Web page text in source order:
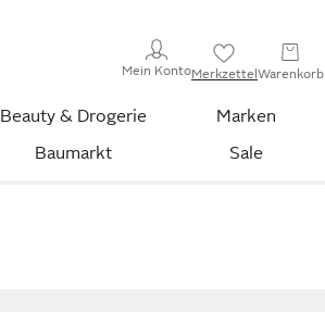
Mein KontoMerkzettelWarenkorb
Beauty & Drogerie
Marken
Baumarkt Sale